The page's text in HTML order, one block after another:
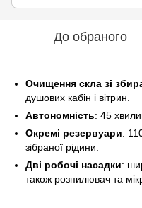
До обраного
Очищення скла зі
душових кабін і вітрин.
Автономність: 45
Окремі резервуари:
зібраної рідини.
Дві робочі насадки:
також розпилювач та